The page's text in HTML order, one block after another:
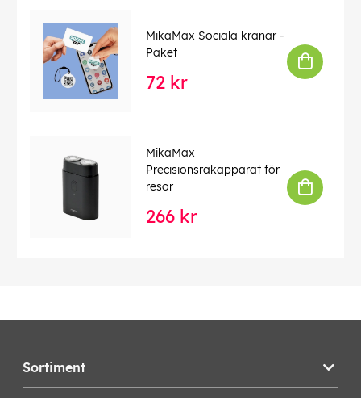
MikaMax Sociala kranar -
Paket
72 kr
MikaMax
Precisionsrakapparat för
resor
266 kr
Sortiment